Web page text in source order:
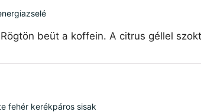
beüt a koffein. A citrus géllel
fehér kerékpáros sisak